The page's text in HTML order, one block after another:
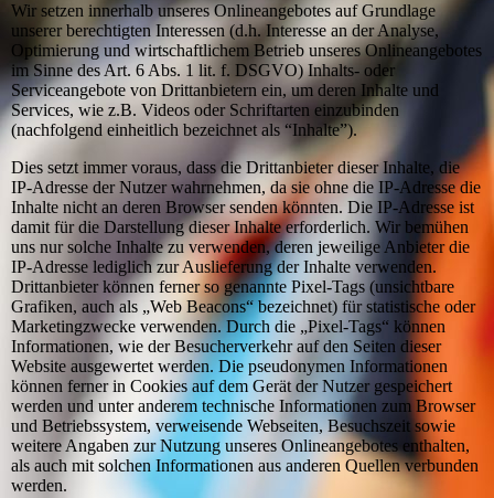
Wir setzen innerhalb unseres Onlineangebotes auf Grundlage
unserer berechtigten Interessen (d.h. Interesse an der Analyse,
Optimierung und wirtschaftlichem Betrieb unseres Onlineangebotes
im Sinne des Art. 6 Abs. 1 lit. f. DSGVO) Inhalts- oder
Serviceangebote von Drittanbietern ein, um deren Inhalte und
Services, wie z.B. Videos oder Schriftarten einzubinden
(nachfolgend einheitlich bezeichnet als “Inhalte”).
Dies setzt immer voraus, dass die Drittanbieter dieser Inhalte, die
IP-Adresse der Nutzer wahrnehmen, da sie ohne die IP-Adresse die
Inhalte nicht an deren Browser senden könnten. Die IP-Adresse ist
damit für die Darstellung dieser Inhalte erforderlich. Wir bemühen
uns nur solche Inhalte zu verwenden, deren jeweilige Anbieter die
IP-Adresse lediglich zur Auslieferung der Inhalte verwenden.
Drittanbieter können ferner so genannte Pixel-Tags (unsichtbare
Grafiken, auch als „Web Beacons“ bezeichnet) für statistische oder
Marketingzwecke verwenden. Durch die „Pixel-Tags“ können
Informationen, wie der Besucherverkehr auf den Seiten dieser
Website ausgewertet werden. Die pseudonymen Informationen
können ferner in Cookies auf dem Gerät der Nutzer gespeichert
werden und unter anderem technische Informationen zum Browser
und Betriebssystem, verweisende Webseiten, Besuchszeit sowie
weitere Angaben zur Nutzung unseres Onlineangebotes enthalten,
als auch mit solchen Informationen aus anderen Quellen verbunden
werden.